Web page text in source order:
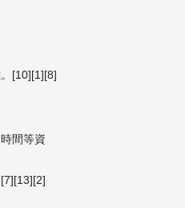
[10][1][8]
間等資